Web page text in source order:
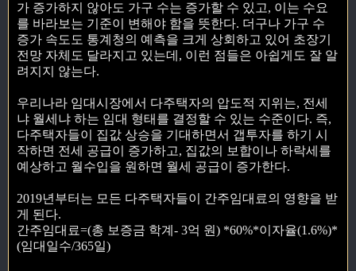
가 증가하지 않아도 가구 수는 증가할 수 있고, 이는 수요
를 바라보는 기준이 변해야 함을 뜻한다. 더구나 가구 수
증가 속도도 통계청의 예측을 크게 상회하고 있어 초장기
전망 자체도 달라지고 있는데, 이런 점들은 아쉽게도 잘 알
려지지 않는다.
우리나라 임대시장에서 다주택자의 압도적 지위는, 전세
냐 월세냐 하는 임대 형태를 결정할 수 있는 수준이다. 즉,
다주택자들이 집값 상승을 기대하면서 갭투자를 하기 시
작하면 전세 공급이 증가하고, 집값의 보합이나 하락세를
예상하고 월수입을 원하면 월세 공급이 증가한다.
2019년부터는 모든 다주택자들이 간주임대료의 영향을 받
게 된다.
간주임대료=(총 보증금 학계- 3억 원) *60%*이자율(1.6%)*
(임대일수/365일)